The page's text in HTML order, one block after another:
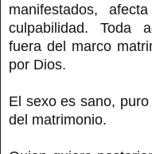
manifestados,
culpabilidad. Toda
fuera del marco
por Dios.
El sexo es sano,
del matrimonio.